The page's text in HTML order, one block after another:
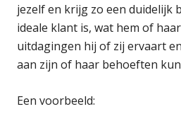
jezelf en krijg zo een duidelijk
ideale klant is, wat hem of
uitdagingen hij of zij ervaart
aan zijn of haar behoeften
Een voorbeeld: